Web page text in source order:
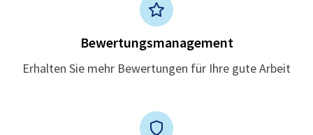
Bewertungsmanagement
Erhalten Sie mehr Bewertungen für Ihre gute Arbeit